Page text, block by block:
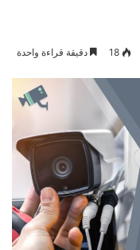
18 دقيقة قراءة واحدة